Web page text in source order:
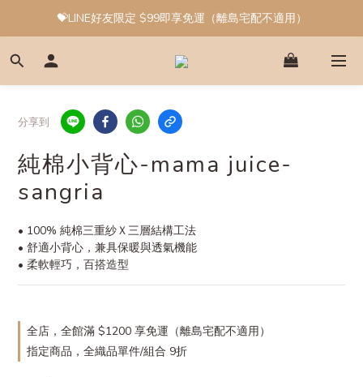
💝LINE好友限定 $99即享免運（離島宅配不適用）
分享到
純棉小背心-mama juice-
sangria
• 100% 純棉三重紗Ｘ三層結構工法
• 舒適小背心，兼具保暖與透氣機能
• 柔軟輕巧，百搭造型
全店，全館滿 $1200 享免運（離島宅配不適用）
指定商品，全織品單件/組合 9折